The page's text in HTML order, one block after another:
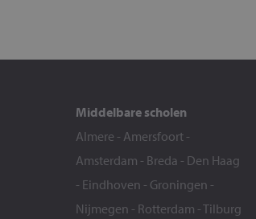
Middelbare scholen
Almere - Amersfoort -
Amsterdam - Breda - Den Haag
- Eindhoven - Groningen -
Nijmegen - Rotterdam -Tilburg